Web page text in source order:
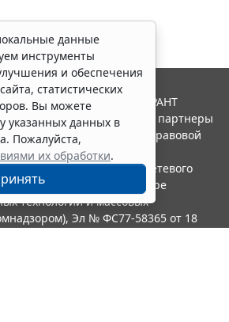
данные
инструменты
и обеспечения
статистических
Вы можете
указанных данных в
Пожалуйста,
их обработки.
2026. Система ГАРАНТ
Компания "Гарант" и ее партнеры
Российской ассоциации правовой
в качестве сетевого
службой по надзору в сфере
технологий и массовых
Эл № ФС77-58365 от 18